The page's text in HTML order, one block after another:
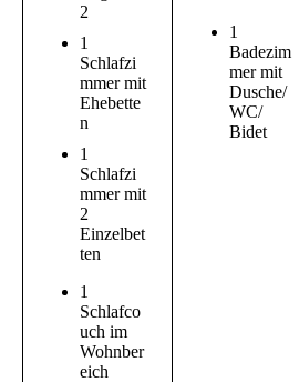
2
1
Schlafzi
mmer mit
Ehebette
n
1
Schlafzi
mmer mit
2
Einzelbet
ten
1
Schlafco
uch im
Wohnber
eich
1
Badezim
mer mit
Dusche/
WC/
Bidet